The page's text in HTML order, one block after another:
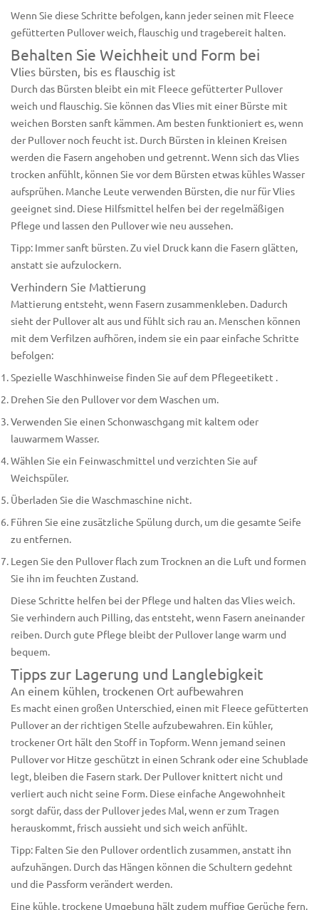
Wenn Sie diese Schritte befolgen, kann jeder seinen mit Fleece
gefütterten Pullover weich, flauschig und tragebereit halten.
Behalten Sie Weichheit und Form bei
Vlies bürsten, bis es flauschig ist
Durch das Bürsten bleibt ein mit Fleece gefütterter Pullover
weich und flauschig. Sie können das Vlies mit einer Bürste mit
weichen Borsten sanft kämmen. Am besten funktioniert es, wenn
der Pullover noch feucht ist. Durch Bürsten in kleinen Kreisen
werden die Fasern angehoben und getrennt. Wenn sich das Vlies
trocken anfühlt, können Sie vor dem Bürsten etwas kühles Wasser
aufsprühen. Manche Leute verwenden Bürsten, die nur für Vlies
geeignet sind. Diese Hilfsmittel helfen bei der regelmäßigen
Pflege und lassen den Pullover wie neu aussehen.
Tipp: Immer sanft bürsten. Zu viel Druck kann die Fasern glätten,
anstatt sie aufzulockern.
Verhindern Sie Mattierung
Mattierung entsteht, wenn Fasern zusammenkleben. Dadurch
sieht der Pullover alt aus und fühlt sich rau an. Menschen können
mit dem Verfilzen aufhören, indem sie ein paar einfache Schritte
befolgen:
Spezielle Waschhinweise finden Sie auf dem Pflegeetikett .
Drehen Sie den Pullover vor dem Waschen um.
Verwenden Sie einen Schonwaschgang mit kaltem oder
lauwarmem Wasser.
Wählen Sie ein Feinwaschmittel und verzichten Sie auf
Weichspüler.
Überladen Sie die Waschmaschine nicht.
Führen Sie eine zusätzliche Spülung durch, um die gesamte Seife
zu entfernen.
Legen Sie den Pullover flach zum Trocknen an die Luft und formen
Sie ihn im feuchten Zustand.
Diese Schritte helfen bei der Pflege und halten das Vlies weich.
Sie verhindern auch Pilling, das entsteht, wenn Fasern aneinander
reiben. Durch gute Pflege bleibt der Pullover lange warm und
bequem.
Tipps zur Lagerung und Langlebigkeit
An einem kühlen, trockenen Ort aufbewahren
Es macht einen großen Unterschied, einen mit Fleece gefütterten
Pullover an der richtigen Stelle aufzubewahren. Ein kühler,
trockener Ort hält den Stoff in Topform. Wenn jemand seinen
Pullover vor Hitze geschützt in einen Schrank oder eine Schublade
legt, bleiben die Fasern stark. Der Pullover knittert nicht und
verliert auch nicht seine Form. Diese einfache Angewohnheit
sorgt dafür, dass der Pullover jedes Mal, wenn er zum Tragen
herauskommt, frisch aussieht und sich weich anfühlt.
Tipp: Falten Sie den Pullover ordentlich zusammen, anstatt ihn
aufzuhängen. Durch das Hängen können die Schultern gedehnt
und die Passform verändert werden.
Eine kühle, trockene Umgebung hält zudem muffige Gerüche fern.